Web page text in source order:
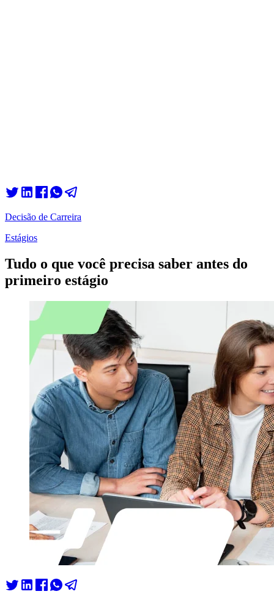
Decisão de Carreira
Estágios
Tudo o que você precisa saber antes do
primeiro estágio